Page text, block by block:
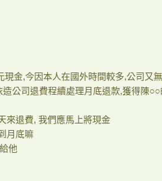
現金,今因本人在國外時間較多,公司又
造公司退費程續處理月底退款,獲得陳○○
來退費, 我們應馬上將現金
月底嘛
他